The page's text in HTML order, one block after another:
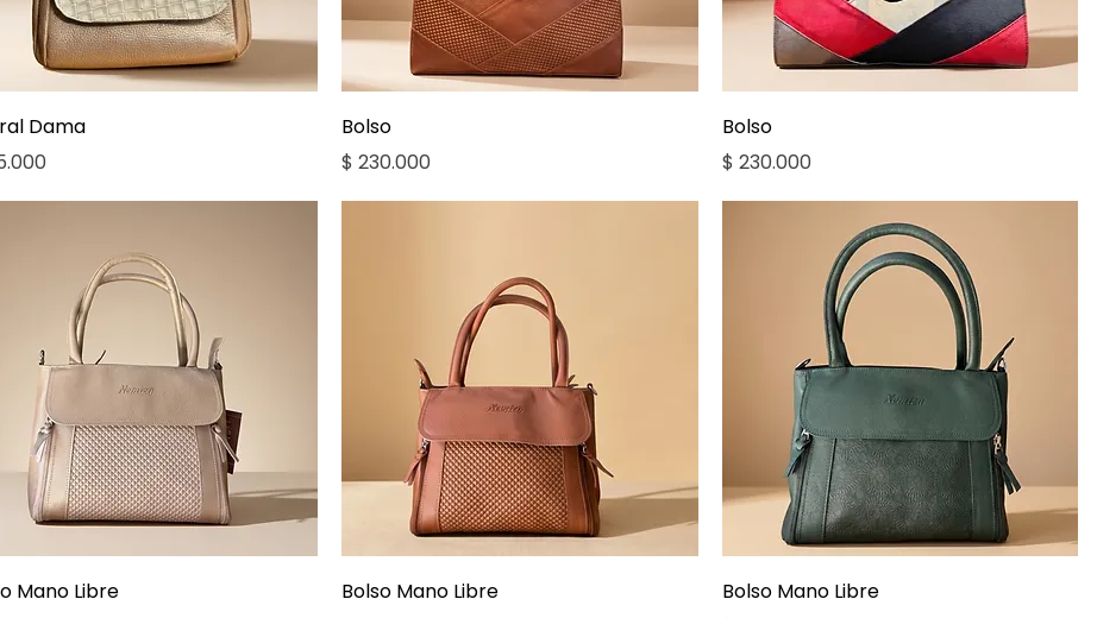
Dama
Bolso
Precio
$ 230.000
Bolso
Precio
$ 230.000
Vista rápida
Mano Libre
Vista rápida
Bolso Mano Libre
Vista rápida
Bolso Mano Libre